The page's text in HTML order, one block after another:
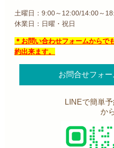
土曜日：9:00～12:00/14:00～
休業日：日曜・祝日
＊お問い合わせフォームからで
約出来ます。
お問合せフォ
LINEで簡単
か